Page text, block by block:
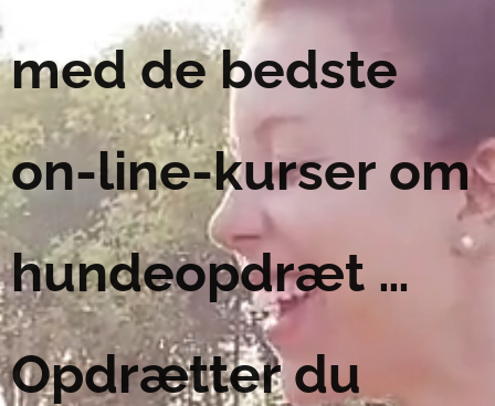
med de bedste
on-line-kurser om
hundeopdræt …
Opdrætter du